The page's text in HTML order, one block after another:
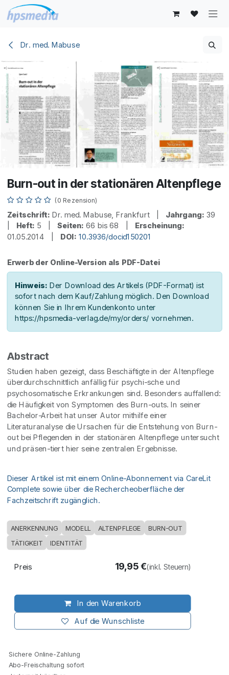
Zum Inhalt springen
Dr. med. Mabuse
Burn-out in der stationären Altenpflege
(0 Rezension)
Zeitschrift: Dr. med. Mabuse, Frankfurt | Jahrgang: 39
Heft: 5 | Seiten: 66 bis 68 | Erscheinung:
01.05.2014 | DOI: 10.3936/docid150201
Erwerb der Online-Version als PDF-Datei
Hinweis: Der Download des Artikels (PDF-Format) ist
sofort nach dem Kauf/Zahlung möglich. Den Download
können Sie in Ihrem Kundenkonto unter
https://hpsmedia-verlag.de/my/orders/ vornehmen.
Abstract
Studien haben gezeigt, dass Beschäftigte in der Altenpflege
überdurchschnittlich anfällig für psychi-sche und
psychosomatische Erkrankungen sind. Besonders auffallend:
die Häufigkeit von Symptomen des Burn-outs. In seiner
Bachelor-Arbeit hat unser Autor mithilfe einer
Literaturanalyse die Ursachen für die Entstehung von Burn-
out bei Pflegenden in der stationären Altenpflege untersucht
und präsen-tiert hier seine zentralen Ergebnisse.
Dieser Artikel ist mit einem Online-Abonnement via CareLit
Complete sowie über die Rechercheoberfläche der
Fachzeitschrift zugänglich.
ANERKENNUNG MODELL ALTENPFLEGE BURN-OUT
TÄTIGKEIT IDENTITÄT
In den Warenkorb
Auf die Wunschliste
Preis 19,95€(inkl. Steuern)
Sichere Online-Zahlung
Abo-Freischaltung sofort